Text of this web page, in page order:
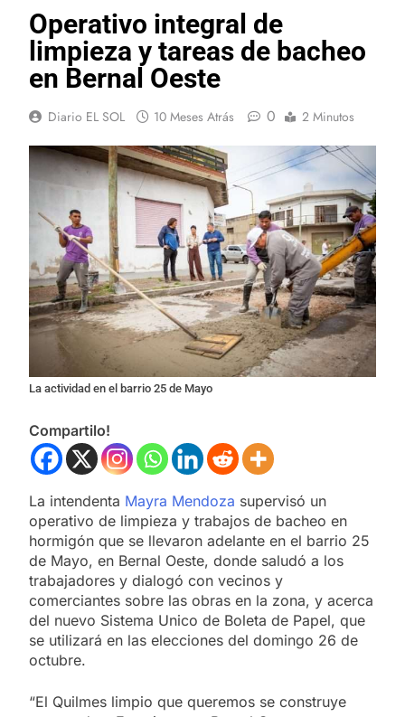
Operativo integral de
limpieza y tareas de bacheo
en Bernal Oeste
Diario EL SOL 10 Meses Atrás 0 2 Minutos
La actividad en el barrio 25 de Mayo
Compartilo!
La intendenta Mayra Mendoza supervisó un
operativo de limpieza y trabajos de bacheo en
hormigón que se llevaron adelante en el barrio 25
de Mayo, en Bernal Oeste, donde saludó a los
trabajadores y dialogó con vecinos y
comerciantes sobre las obras en la zona, y acerca
del nuevo Sistema Unico de Boleta de Papel, que
se utilizará en las elecciones del domingo 26 de
octubre.
“El Quilmes limpio que queremos se construye